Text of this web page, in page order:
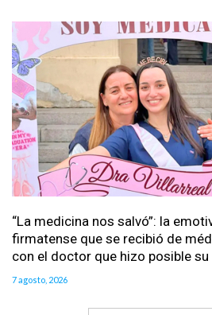
“La medicina nos salvó”: la
firmatense que se recibió de
con el doctor que hizo posible
7 agosto, 2026